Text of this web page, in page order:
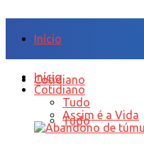
Início
Cotidiano
Tudo
Início
Cotidiano
Tudo
Assim é a Vida